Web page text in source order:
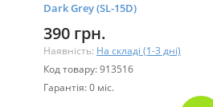
Dark Grey (SL-15D)
390 грн.
Наявність: На складі (1-3 дні)
Код товару: 913516
Гарантія: 0 міс.